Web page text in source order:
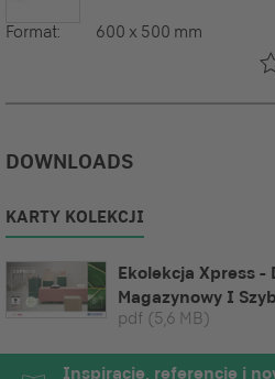
Format: 600 x 500 mm
DOWNLOADS
KARTY KOLEKCJI
Ekolekcja Xpress -
Magazynowy I
pdf (5,6 MB)
Inspiracje, referencje i